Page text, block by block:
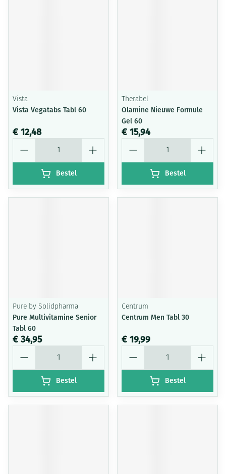
Vista
Vista Vegatabs Tabl 60
€ 12,48
Bestel
Therabel
Olamine Nieuwe Formule
Gel 60
€ 15,94
Bestel
Pure by Solidpharma
Pure Multivitamine Senior
Tabl 60
€ 34,95
Bestel
Centrum
Centrum Men Tabl 30
€ 19,99
Bestel